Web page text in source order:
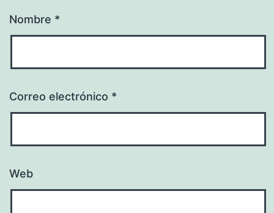
Nombre *
Correo electrónico *
Web